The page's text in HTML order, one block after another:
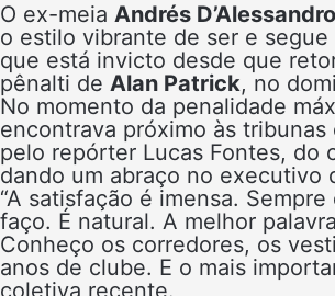
O ex-meia Andrés D’Alessandro
o estilo vibrante de ser e
que está invicto desde que
pênalti de Alan Patrick, no
No momento da penalidade
encontrava próximo às
pelo repórter Lucas Fontes, do
dando um abraço no executivo
“A satisfação é imensa.
faço. É natural. A melhor
Conheço os corredores, os
anos de clube. E o mais
coletiva recente.